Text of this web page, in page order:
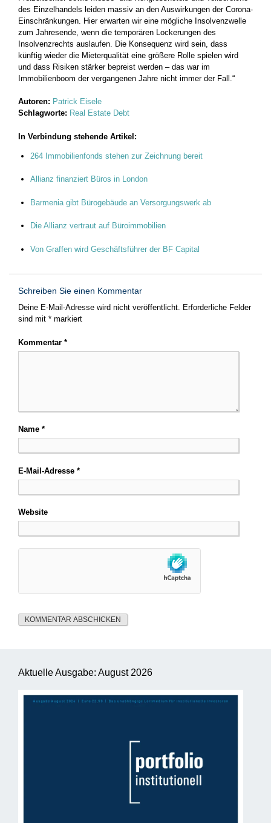
des Einzelhandels leiden massiv an den Auswirkungen der Corona-
Einschränkungen. Hier erwarten wir eine mögliche Insolvenzwelle
zum Jahresende, wenn die temporären Lockerungen des
Insolvenzrechts auslaufen. Die Konsequenz wird sein, dass
künftig wieder die Mieterqualität eine größere Rolle spielen wird
und dass Risiken stärker bepreist werden – das war im
Immobilienboom der vergangenen Jahre nicht immer der Fall.“
Autoren: Patrick Eisele
Schlagworte: Real Estate Debt
In Verbindung stehende Artikel:
264 Immobilienfonds stehen zur Zeichnung bereit
Allianz finanziert Büros in London
Barmenia gibt Bürogebäude an Versorgungswerk ab
Die Allianz vertraut auf Büroimmobilien
Von Graffen wird Geschäftsführer der BF Capital
Schreiben Sie einen Kommentar
Deine E-Mail-Adresse wird nicht veröffentlicht. Erforderliche Felder
sind mit * markiert
Kommentar *
Name *
E-Mail-Adresse *
Website
Aktuelle Ausgabe: August 2026